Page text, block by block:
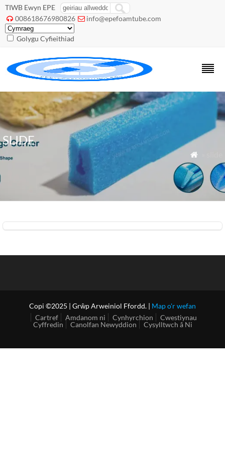
TIWB Ewyn EPE
 008618676980826  info@epefoamtube.com
Golygu Cyfieithiad
SLIDE

Copi ©2025 | Grŵp Arweiniol Ffordd. | Map o'r wefan
Cartref
Amdanom ni Cynhyrchion
Cwestiynau
Cyffredin
Canolfan Newyddion Cysylltwch â Ni